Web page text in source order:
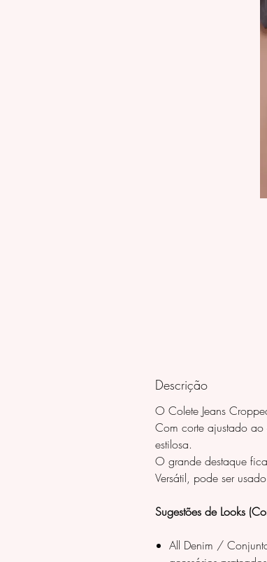
Descrição
O Colete Jeans
Com corte ajustado
estilosa.
O grande destaque
Versátil, pode ser
Sugestões de Looks
All Denim /